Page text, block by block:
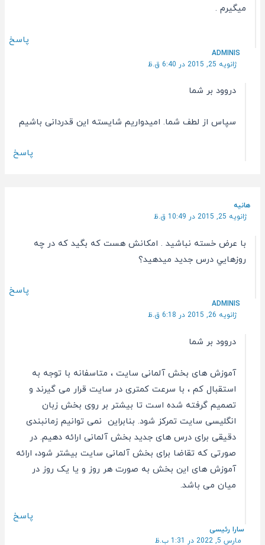
ميگيرم .
پاسخ
ADMINIS
ژانویه 25, 2015 در 6:40 ق.ظ
دروود بر شما
سپاس از لطف شما. امیدواریم شایسته این قدردانی باشیم
پاسخ
هانيه
ژانویه 25, 2015 در 10:49 ق.ظ
با عرض خسته نباشيد . امكانش هست كه بگيد كه در چه
روزهايي درس جديد ميدهيد؟
پاسخ
ADMINIS
ژانویه 26, 2015 در 6:18 ق.ظ
دروود بر شما
آموزش های بخش آلمانی سایت ، متاسفانه با توجه به
استقبال کم ، با سرعت کمتری در سایت قرار می گیرند و
تصمیم گرفته شده است تا بیشتر بر روی بخش زبان
انگلیسی سایت تمرکز شود. بنابراین نمی توانیم زمانبندی
دقیقی برای درس های جدید بخش آلمانی ارائه دهیم. در
صورتی که تقاضا برای بخش آلمانی سایت بیشتر شود، ارائه
آموزش های این بخش به صورت هر روز و یا یک روز در
میان می باشد.
پاسخ
سارا رئیسی
مارس 5, 2022 در 1:31 ب.ظ